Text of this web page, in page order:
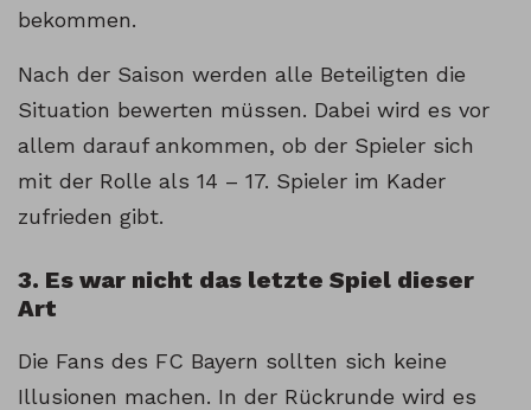
bekommen.
Nach der Saison werden alle Beteiligten die
Situation bewerten müssen. Dabei wird es vor
allem darauf ankommen, ob der Spieler sich
mit der Rolle als 14 – 17. Spieler im Kader
zufrieden gibt.
3. Es war nicht das letzte Spiel dieser
Art
Die Fans des FC Bayern sollten sich keine
Illusionen machen. In der Rückrunde wird es